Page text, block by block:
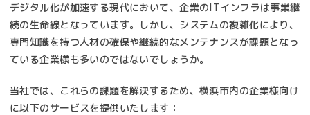
デジタル化が加速する現代において、企業のITインフラは事業継
続の生命線となっています。しかし、システムの複雑化により、
専門知識を持つ人材の確保や継続的なメンテナンスが課題となっ
ている企業様も多いのではないでしょうか。
当社では、これらの課題を解決するため、横浜市内の企業様向け
に以下のサービスを提供いたします：